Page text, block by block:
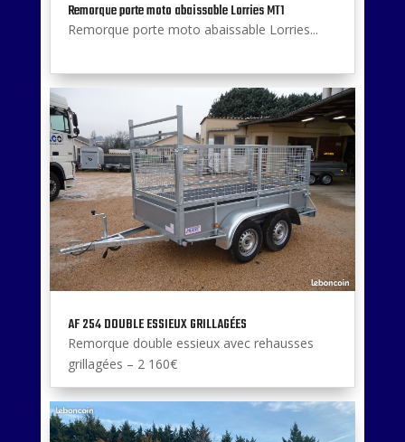
Remorque porte moto abaissable Lorries MT1
Remorque porte moto abaissable Lorries...
AF 254 DOUBLE ESSIEUX GRILLAGÉES
Remorque double essieux avec rehausses
grillagées – 2 160€